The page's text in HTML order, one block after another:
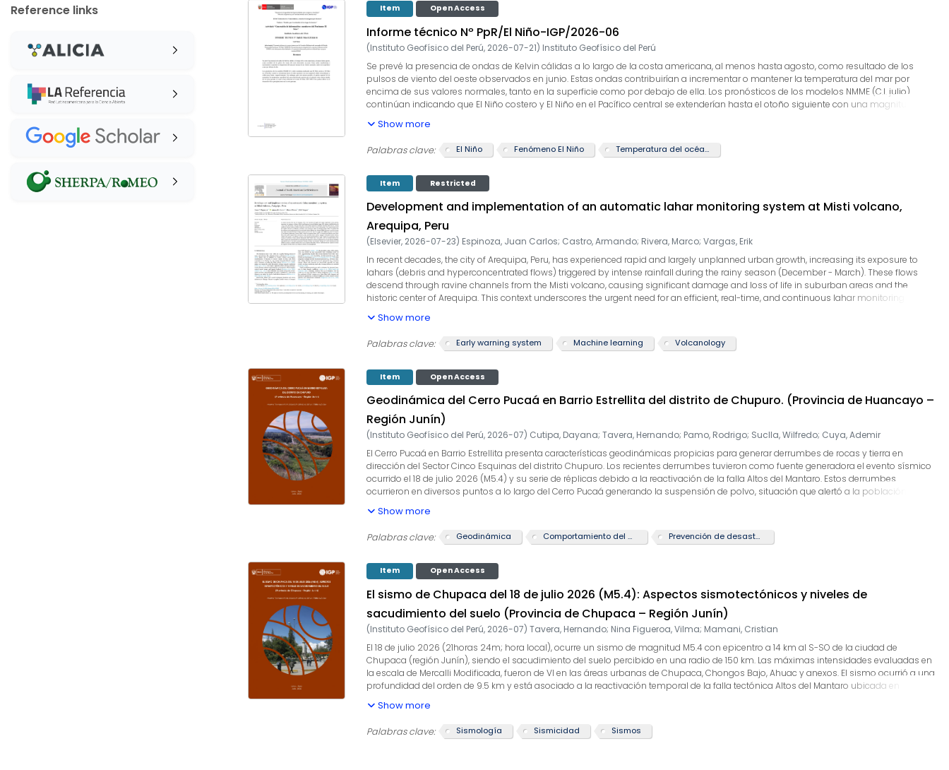
Reference links Item Open Access
Informe técnico Nº PpR/El Niño-IGP/2026-06
(Instituto Geofísico del Perú, 2026-07-21) Instituto Geofísico del Perú
Se prevé la presencia de ondas de Kelvin cálidas a lo largo de la costa americana, al menos hasta agosto, como resultado de los
pulsos de viento del oeste observados en junio. Estas ondas contribuirían a incrementar o mantener la temperatura del mar por
encima de sus valores normales, tanto en la superficie como por debajo de ella. Los pronósticos de los modelos NMME (C.I. julio)
continúan indicando que El Niño costero y El Niño en el Pacífico central se extenderían hasta el otoño siguiente con una magnitud
anomalías de temperatura superficial del mar pronosticado muestra que el máximo valor estaría alejado de la costa peruana, lo cual
lo hace diferente al evento El Niño 1997/1998. Esto podría influir en el desarrollo de las precipitaciones en la costa peruana.
Show more
Palabras clave: El Niño Fenómeno El Niño Temperatura del océano
Item Restricted
Development and implementation of an automatic lahar monitoring system at Misti volcano,
Arequipa, Peru
(Elsevier, 2026-07-23) Espinoza, Juan Carlos; Castro, Armando; Rivera, Marco; Vargas, Erik
In recent decades, the city of Arequipa, Peru, has experienced rapid and largely unplanned urban growth, increasing its exposure to
lahars (debris and hyperconcentrated flows) triggered by intense rainfall during the rainy season (December - March). These flows
descend through ravine channels from the Misti volcano, causing significant damage and loss of life in suburban areas and the
historic center of Arequipa. This context underscores the urgent need for an efficient, real-time, and continuous lahar monitoring
ravines that extend from the SW flank of Misti volcano and cross the city of Arequipa. The ALMS is an improved version of the Huaicos
Monitoring System (SMH), which has operated since 1990 in the Quebrada Rioseco near Lima, Perú. The ALMS comprises ten
autonomous, solar-powered remote stations equipped with radar motion sensors, LiDAR level sensors, surveillance cameras, and
season, the ALMS successfully detected two lahar events in the Quebrada El Pato and Quebrada Venezuela channels, demonstrating its
operational reliability and effectiveness as an early-warning tool. Owing to its low cost, modular design, and robust performance, the
ALMS represents a scalable solution that can be replicated in other volcanic and non-volcanic regions to reduce the impacts of debris
flows and enhance disaster risk management.
Show more
Palabras clave: Early warning system Machine learning Volcanology
Item Open Access
Geodinámica del Cerro Pucaá en Barrio Estrellita del distrito de Chupuro. (Provincia de Huancayo –
Región Junín)
(Instituto Geofísico del Perú, 2026-07) Cutipa, Dayana; Tavera, Hernando; Pamo, Rodrigo; Suclla, Wilfredo; Cuya, Ademir
El Cerro Pucaá en Barrio Estrellita presenta características geodinámicas propicias para generar derrumbes de rocas y tierra en
dirección del Sector Cinco Esquinas del distrito Chupuro. Los recientes derrumbes tuvieron como fuente generadora el evento sísmico
ocurrido el 18 de julio 2026 (M5.4) y su serie de réplicas debido a la reactivación de la falla Altos del Mantaro. Estos derrumbes
ocurrieron en diversos puntos a lo largo del Cerro Pucaá generando la suspensión de polvo, situación que alertó a la población que
deslizamientos y/o flujos de agua y barro.
Show more
Palabras clave: Geodinámica Comportamiento del suelo Prevención de desastres
Item Open Access
El sismo de Chupaca del 18 de julio 2026 (M5.4): Aspectos sismotectónicos y niveles de
sacudimiento del suelo (Provincia de Chupaca – Región Junín)
(Instituto Geofísico del Perú, 2026-07) Tavera, Hernando; Nina Figueroa, Vilma; Mamani, Cristian
El 18 de julio 2026 (21horas 24m; hora local), ocurre un sismo de magnitud M5.4 con epicentro a 14 km al S-SO de la ciudad de
Chupaca (región Junín), siendo el sacudimiento del suelo percibido en una radio de 150 km. Las máximas intensidades evaluadas en
la escala de Mercalli Modificada, fueron de VI en las áreas urbanas de Chupaca, Chongos Bajo, Ahuac y anexos. El sismo ocurrió a una
profundidad del orden de 9.5 km y está asociado a la reactivación temporal de la falla tectónica Altos del Mantaro ubicada en
Chupaca. Los valores de aceleración del suelo estimado en el área urbana de Chongos Bajo fueron de 75 cm/seg², suficiente para
producirse, en respuesta, daños parciales o el colapso de estructuras de adobe, las mismas que prevalecen en el área urbana de
Chongos Bajo.
Show more
Palabras clave: Sismología Sismicidad Sismos